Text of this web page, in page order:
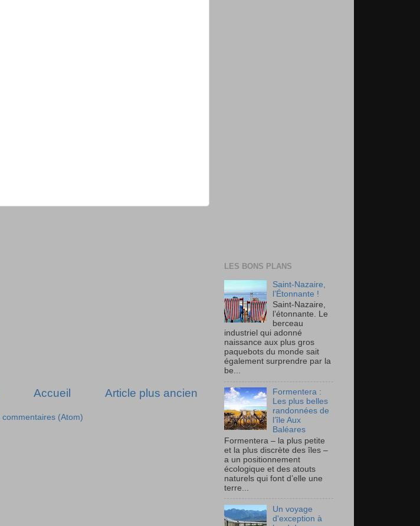
Article plus ancien
Accueil
commentaires (Atom)
LES BONS PLANS
Saint-Nazaire,
l’Étonnante !
Saint-Nazaire,
l’étonnante. Le
berceau
industriel qui adonné
naissance aux plus gros
paquebots du monde sait
également surprendre par la
be...
Formentera :
Les plus belles
randonnées de
l’île Aux
Baléares
Formentera – la plus petite
et la plus discrète des îles –
a un positionnement
écologique et des atouts
naturels qui font d’elle une
terre...
Un voyage
d'exception à